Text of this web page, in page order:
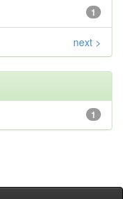
1
next >
1